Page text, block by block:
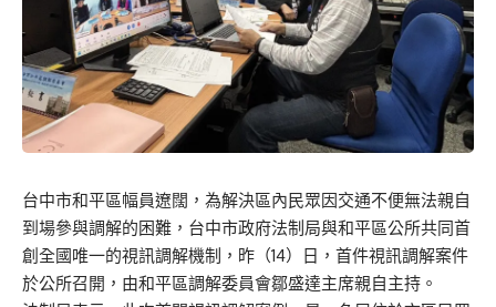
台中市和平區幅員遼闊，為解決區內民眾因交通不便無法親自
到場參與調解的困難，台中市政府法制局與和平區公所共同首
創全國唯一的視訊調解機制，昨（14）日，首件視訊調解案件
於公所召開，由和平區調解委員會鄒盛達主席親自主持。